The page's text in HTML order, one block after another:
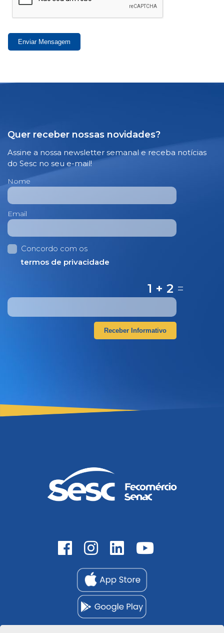
Enviar Mensagem
Quer receber nossas novidades?
Assine a nossa newsletter semanal e receba notícias
do Sesc no seu e-mail!
Nome
Email
Concordo com os
termos de privacidade
1 + 2 =
Receber Informativo